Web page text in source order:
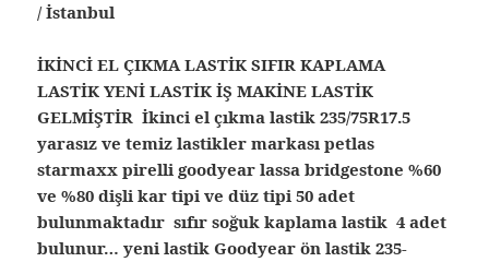
/ İstanbul
İKİNCİ EL ÇIKMA LASTİK SIFIR KAPLAMA
LASTİK YENİ LASTİK İŞ MAKİNE LASTİK
GELMİŞTİR İkinci el çıkma lastik 235/75R17.5
yarasız ve temiz lastikler markası petlas
starmaxx pirelli goodyear lassa bridgestone %60
ve %80 dişli kar tipi ve düz tipi 50 adet
bulunmaktadır sıfır soğuk kaplama lastik 4 adet
bulunur… yeni lastik Goodyear ön lastik 235-